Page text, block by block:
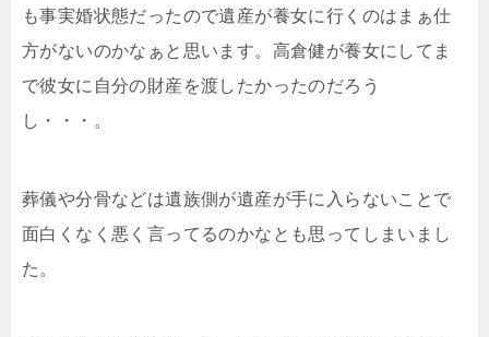
も事実婚状態だったので遺産が養女に行くのはまぁ仕
方がないのかなぁと思います。高倉健が養女にしてま
で彼女に自分の財産を渡したかったのだろう
し・・・。
葬儀や分骨などは遺族側が遺産が手に入らないことで
面白くなく悪く言ってるのかなとも思ってしまいまし
た。